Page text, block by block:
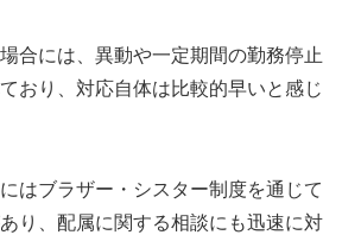
合には、異動や一定期間の勤務停止
おり、対応自体は比較的早いと感じ
はブラザー・シスター制度を通じて
り、配属に関する相談にも迅速に対